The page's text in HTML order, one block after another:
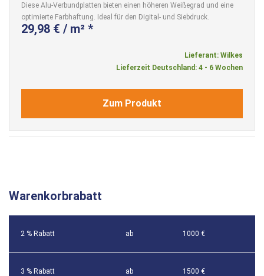
Diese Alu-Verbundplatten bieten einen höheren Weißegrad und eine
optimierte Farbhaftung. Ideal für den Digital- und Siebdruck.
29,98 € / m² *
Lieferant: Wilkes
Lieferzeit Deutschland: 4 - 6 Wochen
Zum Produkt
Warenkorbrabatt
2 % Rabatt ab 1000 €
3 % Rabatt ab 1500 €